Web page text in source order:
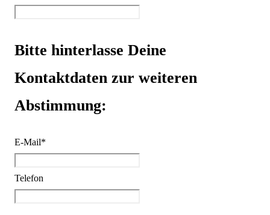
Bitte hinterlasse Deine
Kontaktdaten zur weiteren
Abstimmung:
E-Mail*
Telefon